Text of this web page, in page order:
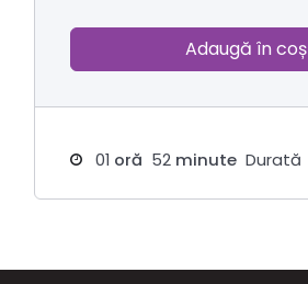
Adaugă în coș
01 oră 52 minute Durată